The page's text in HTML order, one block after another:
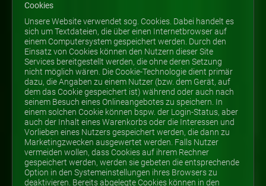
Cookies
Unsere Website verwendet sog. Cookies. Dabei handelt es
sich um Textdateien, die über einen Internetbrowser auf
einem Computersystem gespeichert werden. Durch den
Einsatz von Cookies können den Nutzern dieser Site
Services bereitgestellt werden, die ohne deren Setzung
nicht möglich wären. Die Cookie-Technologie dient primär
dazu, die Angaben zu einem Nutzer (bzw. dem Gerät, auf
dem das Cookie gespeichert ist) während oder auch nach
seinem Besuch eines Onlineangebotes zu speichern. In
einem solchen Cookie können bspw. der Login-Status, aber
auch der Inhalt eines Warenkorbs oder die Interessen und
Vorlieben eines Nutzers gespeichert werden, die dann zu
Marketingzwecken ausgewertet werden. Falls Nutzer
vermeiden wollen, dass Cookies auf ihrem Rechner
gespeichert werden, werden sie gebeten die entsprechende
Option in den Systemeinstellungen ihres Browsers zu
deaktivieren. Bereits abgelegte Cookies können in den